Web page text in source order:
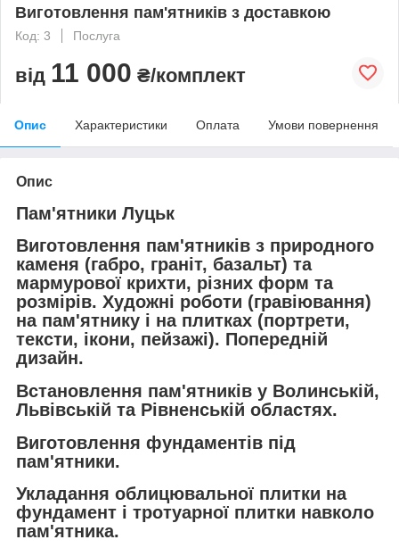
Виготовлення пам'ятників з доставкою
Код: 3 Послуга
від 11 000 ₴/комплект
Опис Характеристики Оплата Умови повернення
Опис
Пам'ятники Луцьк
Виготовлення пам'ятників з природного
каменя (габро, граніт, базальт) та
мармурової крихти, різних форм та
розмірів. Художні роботи (гравіювання)
на пам'ятнику і на плитках (портрети,
тексти, ікони, пейзажі). Попередній
дизайн.
Встановлення пам'ятників у Волинській,
Львівській та Рівненській областях.
Виготовлення фундаментів під
пам'ятники.
Укладання облицювальної плитки на
фундамент і тротуарної плитки навколо
пам'ятника.